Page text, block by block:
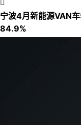

宁波4月新能源VAN
84.9%